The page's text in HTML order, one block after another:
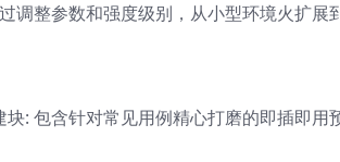
调整参数和强度级别，从小型环境火扩展
: 包含针对常见用例精心打磨的即插即